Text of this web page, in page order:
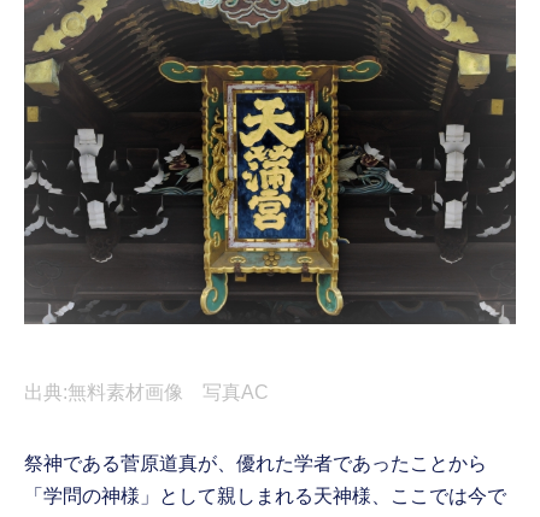
出典:無料素材画像 写真AC
祭神である菅原道真が、優れた学者であったことから
「学問の神様」として親しまれる天神様、ここでは今で